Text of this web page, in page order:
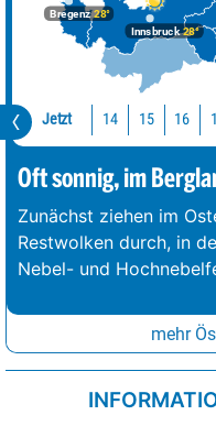
Bregenz28°
Innsbruck28°
Jetzt 14 15 16
Oft sonnig, im
Zunächst ziehen im
Restwolken durch, in
Nebel- und
mehr